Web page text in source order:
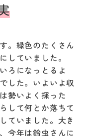
。緑色のたくさん
していました。
ろになっとるよ
した。いよいよ収
勢いよく採った
して何とか落ちて
ていました。大き
今年は鈴虫さんに